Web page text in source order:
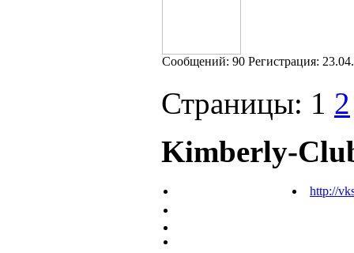
Cообщений: 90 Регистрация:
Страницы: 1 2
Kimberly-
http://